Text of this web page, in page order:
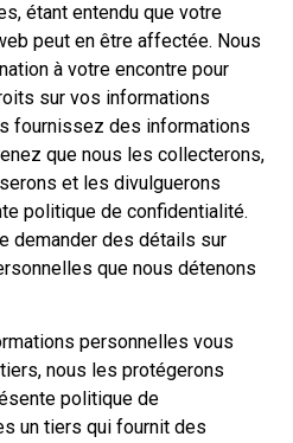
étant entendu que votre
peut en être affectée. Nous
à votre encontre pour
sur vos informations
fournissez des informations
que nous les collecterons,
et les divulguerons
politique de confidentialité.
demander des détails sur
que nous détenons
personnelles vous
nous les protégerons
politique de
un tiers qui fournit des